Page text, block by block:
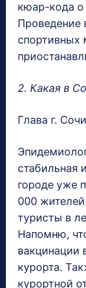
кюар-кода о
Проведение
спортивных
2. Какая в
Глава г.
стабильная
городе уже
000
туристы в
Напомню,
вакцинации
курорта.
курортной